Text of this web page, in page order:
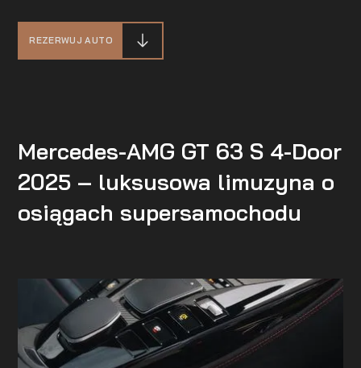
REZERWUJ AUTO
Mercedes-AMG GT 63 S 4-Door
2025 – luksusowa limuzyna o
osiągach supersamochodu